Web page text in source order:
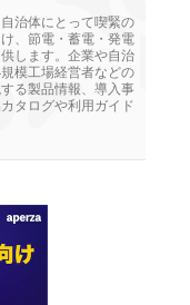
治体にとって喫緊の
、節電・蓄電・発電
します。企業や自治
模工場経営者などの
る製品情報、導入事
タログや利用ガイド